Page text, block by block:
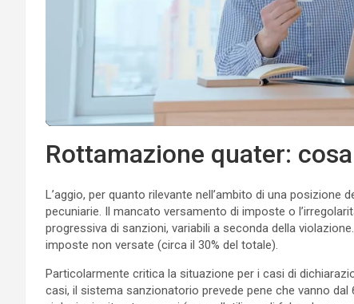
Rottamazione quater:
L’aggio, per quanto rilevante nell’ambito di una
pecuniarie. Il mancato versamento di imposte o
progressiva di sanzioni, variabili a seconda della
imposte non versate (circa il 30% del totale).
Particolarmente critica la situazione per i casi di
casi, il sistema sanzionatorio prevede pene che vanno